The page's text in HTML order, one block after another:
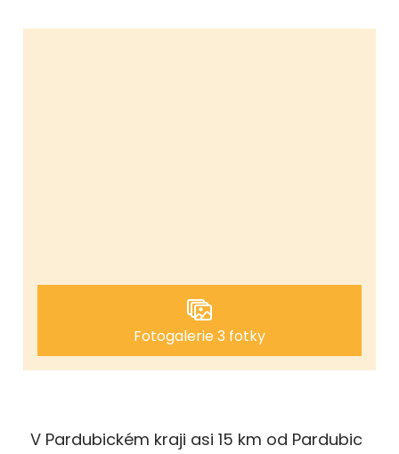
Fotogalerie 3 fotky
V Pardubickém kraji asi 15 km od Pardubic